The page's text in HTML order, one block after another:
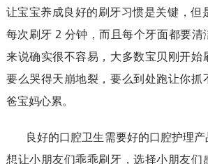
让宝宝养成良好的刷牙习惯是关键，但
每次刷牙 2 分钟，而且每个牙面都要清
来说确实很不容易，大多数宝贝刚开始
要么哭得天崩地裂，要么到处跑让你抓
爸宝妈心累。
良好的口腔卫生需要好的口腔护理
想让小朋友们乖乖刷牙，选择小朋友们